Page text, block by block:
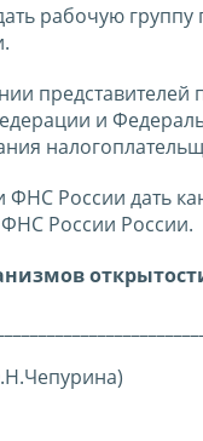
группу
и
России дать
России России.